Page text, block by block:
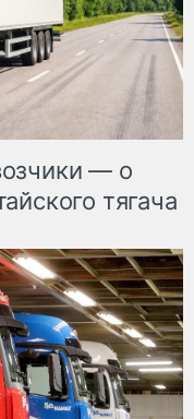
— о
тягача